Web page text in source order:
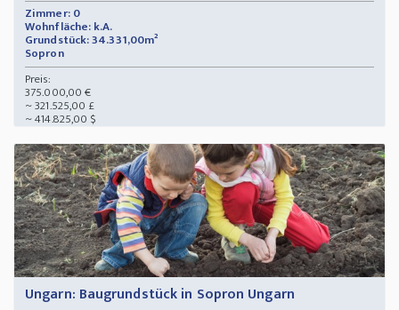
Zimmer: 0
Wohnfläche: k.A.
Grundstück: 34.331,00m²
Sopron
Preis:
375.000,00 €
~ 321.525,00 £
~ 414.825,00 $
Ungarn: Baugrundstück in Sopron Ungarn